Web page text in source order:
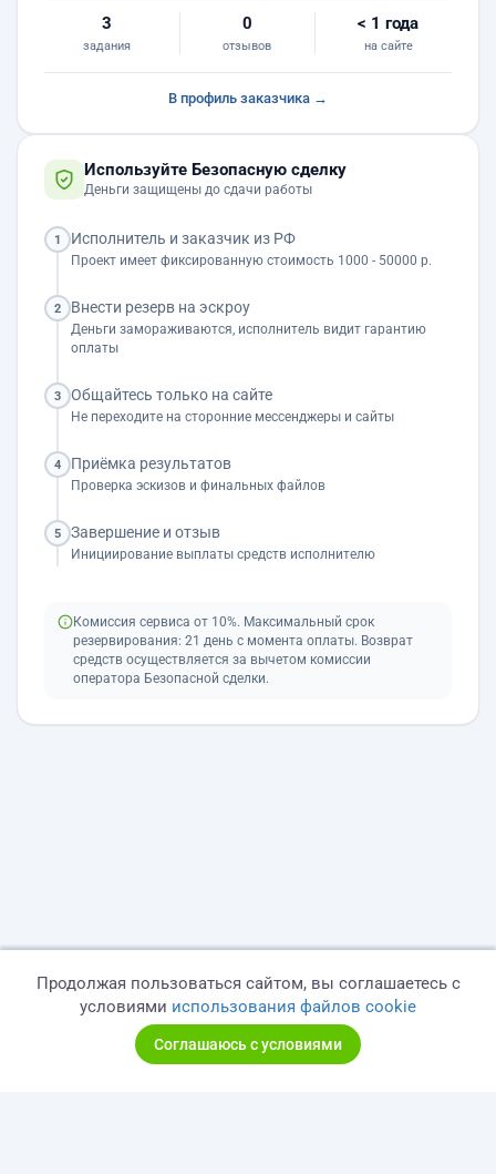
3
задания
0
отзывов
< 1 года
на сайте
В профиль заказчика →
Используйте Безопасную сделку
Деньги защищены до сдачи работы
1 Исполнитель и заказчик из РФ
Проект имеет фиксированную стоимость 1000 - 50000 р.
2 Внести резерв на эскроу
Деньги замораживаются, исполнитель видит гарантию
оплаты
3 Общайтесь только на сайте
Не переходите на сторонние мессенджеры и сайты
4 Приёмка результатов
Проверка эскизов и финальных файлов
5 Завершение и отзыв
Инициирование выплаты средств исполнителю
Комиссия сервиса от 10%. Максимальный срок
резервирования: 21 день с момента оплаты. Возврат
средств осуществляется за вычетом комиссии
оператора Безопасной сделки.
Продолжая пользоваться сайтом, вы соглашаетесь с
условиями использования файлов cookie
Соглашаюсь с условиями